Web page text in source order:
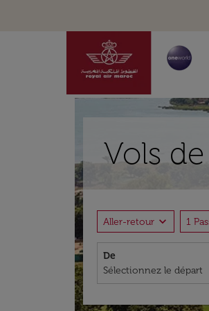
Vols
Aller-retour expand_more 1
De